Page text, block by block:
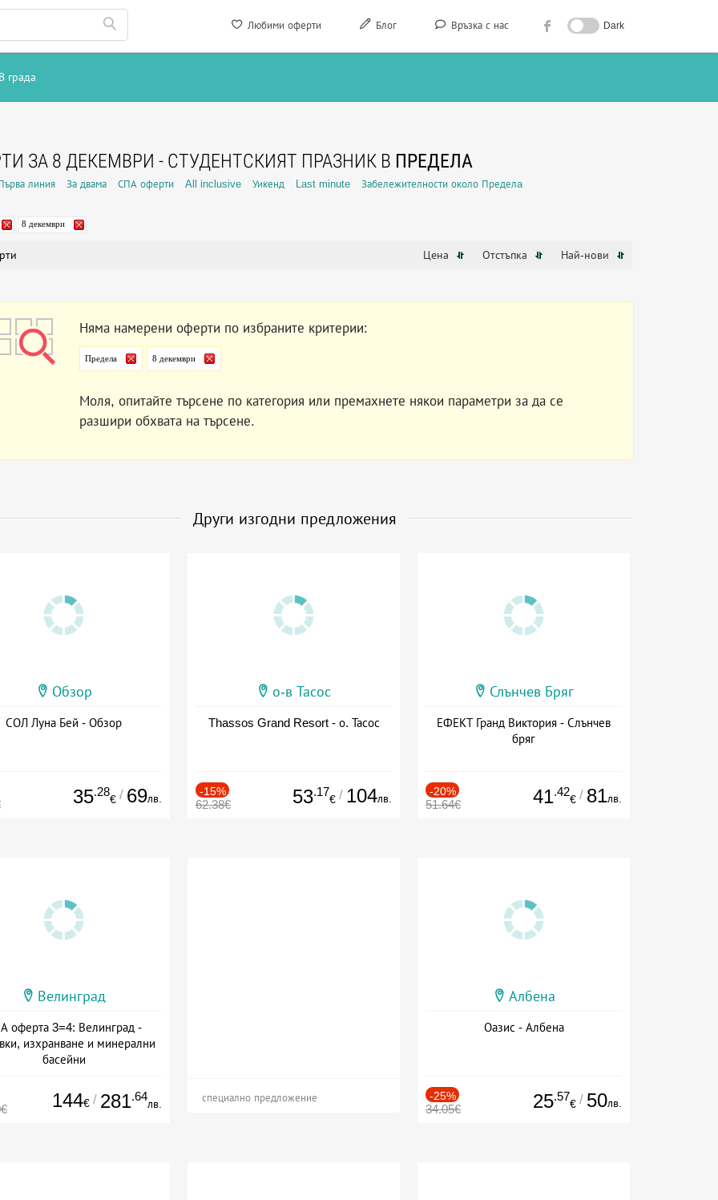
Любими оферти Блог Връзка с нас Dark
В града
ЗА 8 ДЕКЕМВРИ - СТУДЕНТСКИЯТ ПРАЗНИК В ПРЕДЕЛA
линия За двама СПА оферти All inclusive Уикенд Last minute Забележителности около Пределa
8 декември
Цена Отстъпка Най-нови
Няма намерени оферти по избраните критерии:
Пределa 8 декември
Моля, опитайте търсене по категория или премахнете някои параметри за да се
разшири обхвата на търсене.
Други изгодни предложения
Обзор
СОЛ Луна Бей - Обзор
35.28
€ / 69лв.
о-в Тасос
Thassos Grand Resort - о. Тасос
-15%
62.38€ 53.17
€ / 104лв.
Слънчев Бряг
ЕФЕКТ Гранд Виктория - Слънчев
бряг
-20%
51.64€ 41.42
€ / 81лв.
Велинград
оферта 3=4: Велинград -
изхранване и минерални
басейни
144€ / 281.64
лв. специално предложение
Албена
Оазис - Албена
-25%
34.05€ 25.57
€ / 50лв.